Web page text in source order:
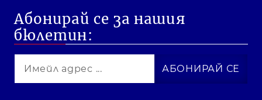
Абонирай се за нашия
бюлетин: